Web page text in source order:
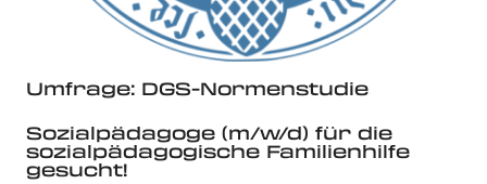
Umfrage: DGS-Normenstudie
Sozialpädagoge (m/w/d) für die
sozialpädagogische Familienhilfe
gesucht!